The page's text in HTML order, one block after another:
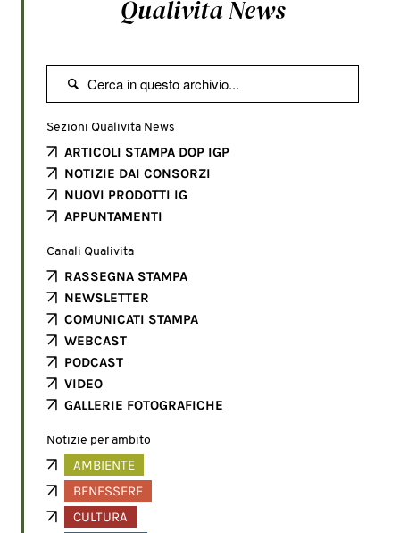
Qualivita News

Sezioni Qualivita News
ARTICOLI STAMPA DOP IGP
NOTIZIE DAI CONSORZI
NUOVI PRODOTTI IG
APPUNTAMENTI
Canali Qualivita
RASSEGNA STAMPA
NEWSLETTER
COMUNICATI STAMPA
WEBCAST
PODCAST
VIDEO
GALLERIE FOTOGRAFICHE
Notizie per ambito
AMBIENTE
BENESSERE
CULTURA